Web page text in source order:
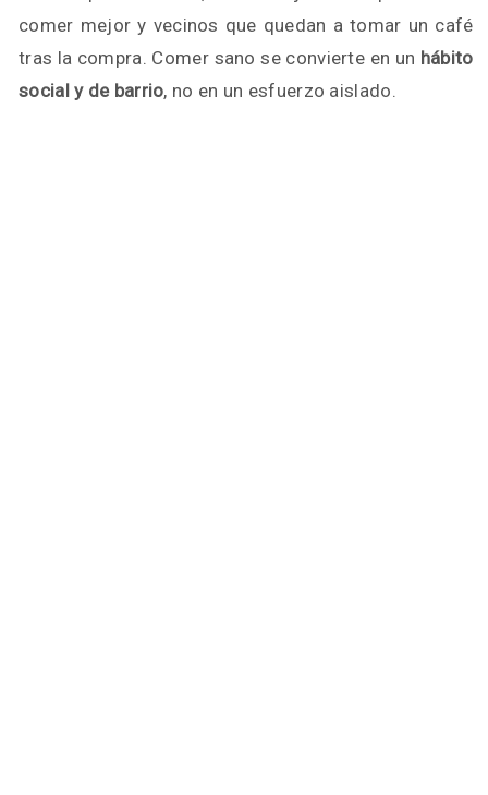
comer mejor y vecinos que quedan a tomar un café
tras la compra. Comer sano se convierte en un hábito
social y de barrio, no en un esfuerzo aislado.